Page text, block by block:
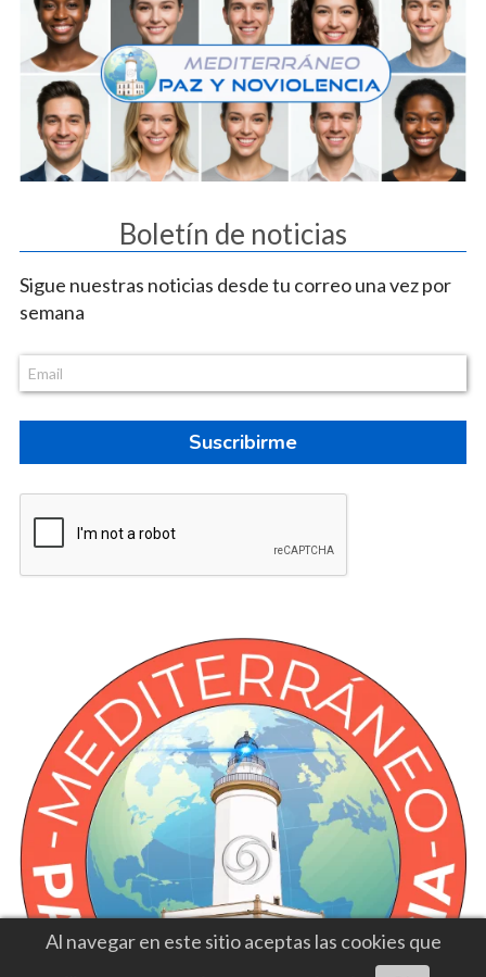
Boletín de noticias
Sigue nuestras noticias desde tu correo una vez por
semana
Suscribirme
Al navegar en este sitio aceptas las cookies que